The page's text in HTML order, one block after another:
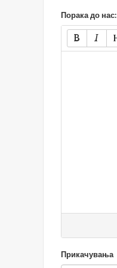
Порака до нас:
Прикачувања